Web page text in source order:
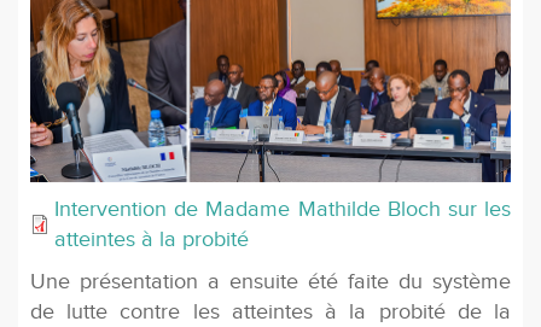
Intervention de Madame Mathilde Bloch sur les
atteintes à la probité
Une présentation a ensuite été faite du système
de lutte contre les atteintes à la probité de la